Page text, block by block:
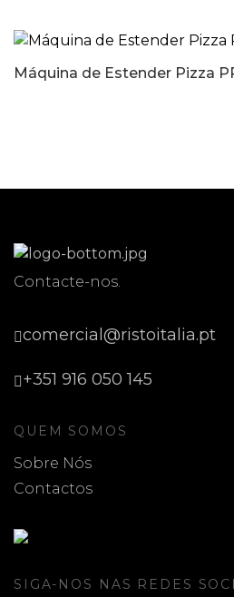
Máquina de Estender Pizza
Contacte-nos.
comercial@ristoitalia.pt
+351 916 050 145
QUEM SOMOS
Sobre Nós
Contactos
SIGA-NOS NAS REDES